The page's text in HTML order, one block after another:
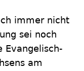
immer nicht
sei noch
Evangelisch-
am